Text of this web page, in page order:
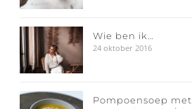
Wie ben ik…
24 oktober 2016
Pompoensoep met